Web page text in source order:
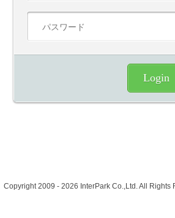
Copyright 2009 - 2026 InterPark Co.,Ltd. All Rights